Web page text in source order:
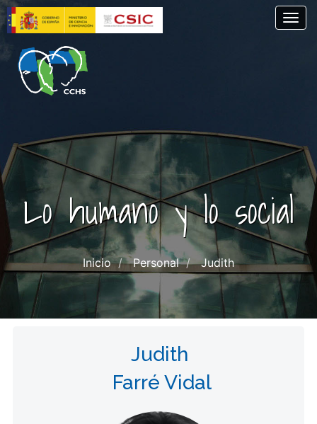
Skip
to
main
content
Lo humano y lo social
Inicio Personal Judith
Judith
Farré Vidal